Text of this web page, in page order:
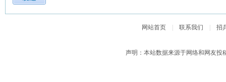
网站首页 联系我们 招
声明：本站数据来源于网络和网友投